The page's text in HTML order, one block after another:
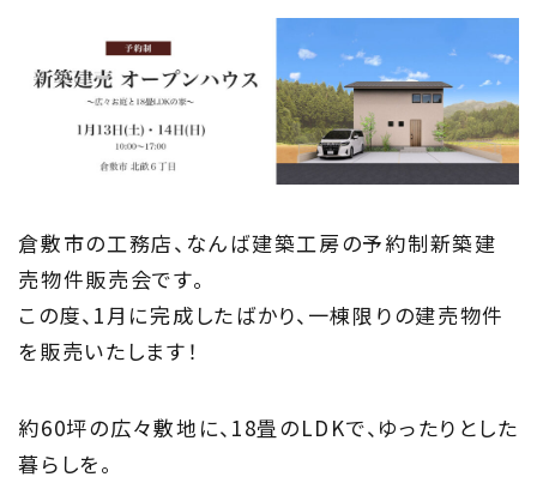
Philosophy
私たちの目指す家づくり
Members
Project
私たちの取り組み
家づくりに役立つ情報
倉敷市の工務店、なんば建築工房の予約制新築建
売物件販売会です。
この度、1月に完成したばかり、 一棟限りの建売物件
を販売いたします！
約60坪の広々敷地に、18畳のLDKで、 ゆったりとした
暮らしを。